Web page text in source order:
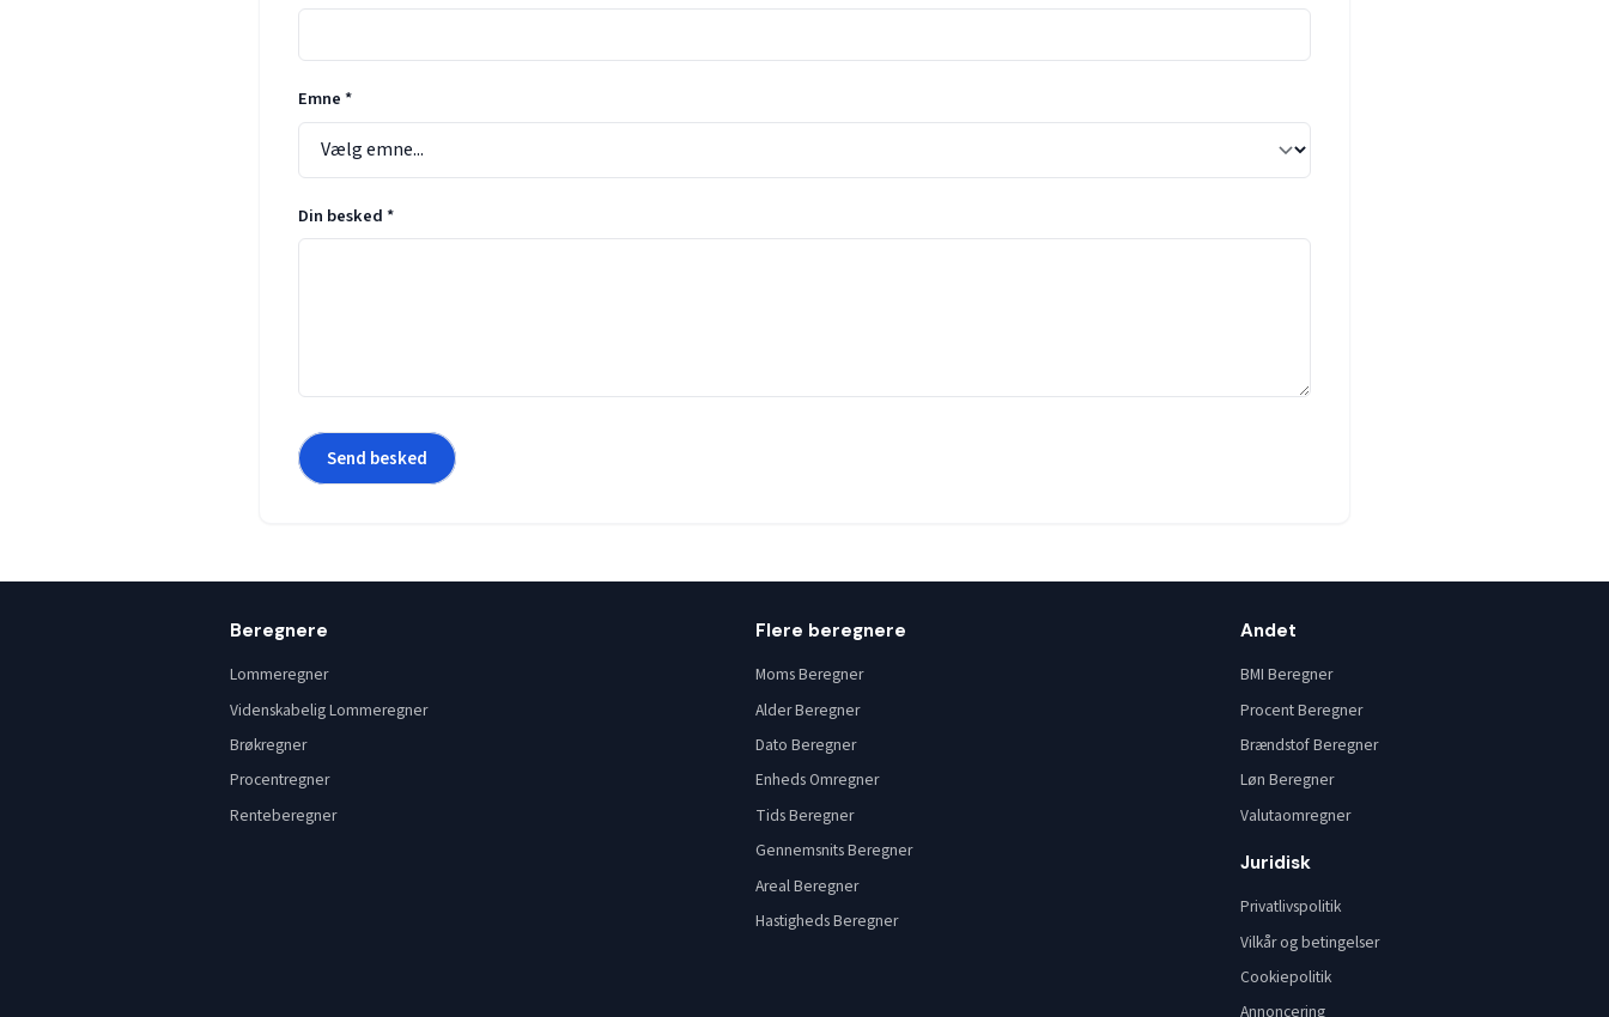
Emne *
Din besked *
Send besked
Beregnere
Lommeregner
Videnskabelig Lommeregner
Brøkregner
Procentregner
Renteberegner
Flere beregnere
Moms Beregner
Alder Beregner
Dato Beregner
Enheds Omregner
Tids Beregner
Gennemsnits Beregner
Areal Beregner
Hastigheds Beregner
Andet
BMI Beregner
Procent Beregner
Brændstof Beregner
Løn Beregner
Valutaomregner
Juridisk
Privatlivspolitik
Vilkår og betingelser
Cookiepolitik
Annoncering